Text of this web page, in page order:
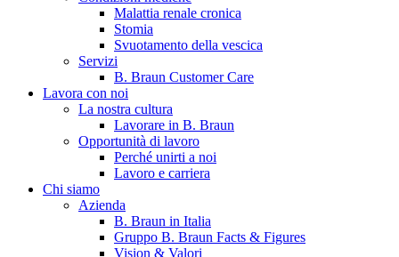
Catalogo prodotti
Contatti
Hai domande o richieste? Scrivici per entrare subito in contatto
Malattia renale cronica
Stomia
Svuotamento della vescica
Servizi
B. Braun Customer Care
Lavora con noi
La nostra cultura
Lavorare in B. Braun
Opportunità di lavoro
Perché unirti a noi
Lavoro e carriera
Chi siamo
Azienda
B. Braun in Italia
Gruppo B. Braun Facts & Figures
Vision & Valori